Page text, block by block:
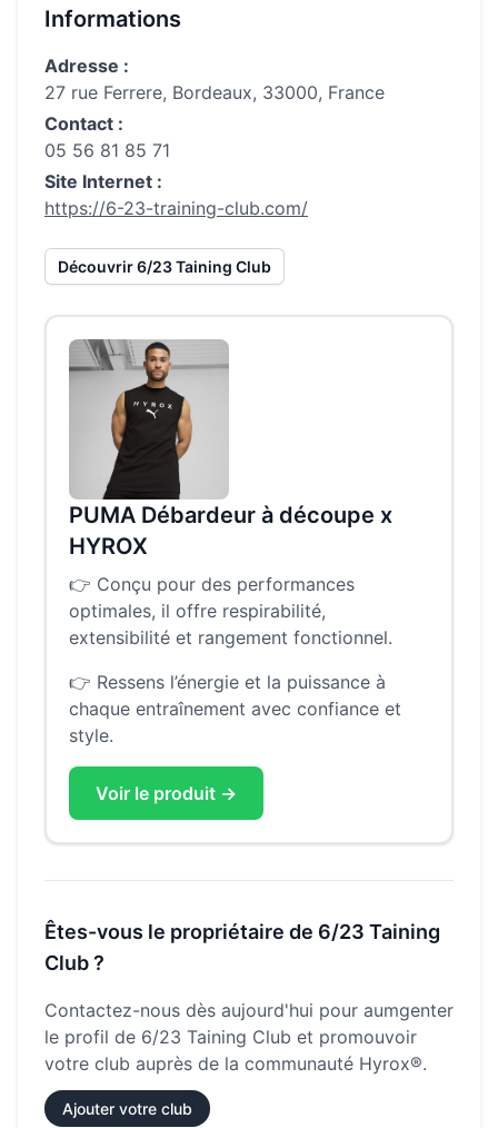
Informations
Adresse :
27 rue Ferrere, Bordeaux, 33000, France
Contact :
05 56 81 85 71
Site Internet :
https://6-23-training-club.com/
Découvrir6/23 Taining Club
PUMA Débardeur à découpe x
HYROX
👉 Conçu pour des performances
optimales, il offre respirabilité,
extensibilité et rangement fonctionnel.
👉 Ressens l’énergie et la puissance à
chaque entraînement avec confiance et
style.
Voir le produit →
Êtes-vous le propriétaire de 6/23 Taining
Club?
Contactez-nous dès aujourd'hui pour aumgenter
le profil de 6/23 Taining Club et promouvoir
votre club auprès de la communauté Hyrox®.
Ajouter votre club